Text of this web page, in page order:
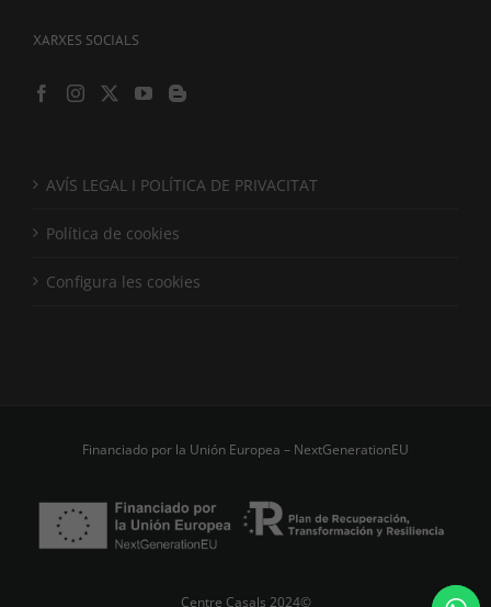
XARXES SOCIALS
AVÍS LEGAL I POLÍTICA DE PRIVACITAT
Política de cookies
Configura les cookies
Financiado por la Unión Europea – NextGenerationEU
Centre Casals 2024©